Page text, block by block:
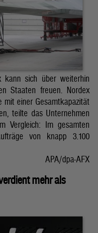
kann sich über weiterhin
Staaten freuen. Nordex
mit einer Gesamtkapazität
teilte das Unternehmen
Vergleich: Im gesamten
von knapp 3.100
APA/dpa-AFX
mehr als